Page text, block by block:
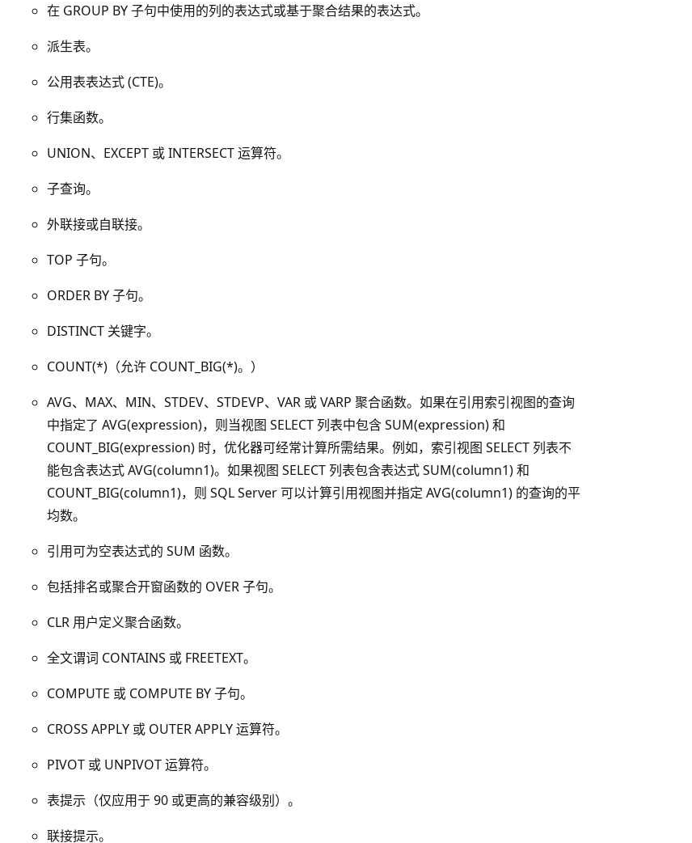
在 GROUP BY 子句中使用的列的表达式或基于聚合结果的表达式。
派生表。
公用表表达式 (CTE)。
行集函数。
UNION、EXCEPT 或 INTERSECT 运算符。
子查询。
外联接或自联接。
TOP 子句。
ORDER BY 子句。
DISTINCT 关键字。
COUNT(*)（允许 COUNT_BIG(*)。）
AVG、MAX、MIN、STDEV、STDEVP、VAR 或 VARP 聚合函数。如果在引用索引视图的查询
中指定了 AVG(expression)，则当视图 SELECT 列表中包含 SUM(expression) 和
COUNT_BIG(expression) 时，优化器可经常计算所需结果。例如，索引视图 SELECT 列表不
能包含表达式 AVG(column1)。如果视图 SELECT 列表包含表达式 SUM(column1) 和
COUNT_BIG(column1)，则 SQL Server 可以计算引用视图并指定 AVG(column1) 的查询的平
均数。
引用可为空表达式的 SUM 函数。
包括排名或聚合开窗函数的 OVER 子句。
CLR 用户定义聚合函数。
全文谓词 CONTAINS 或 FREETEXT。
COMPUTE 或 COMPUTE BY 子句。
CROSS APPLY 或 OUTER APPLY 运算符。
PIVOT 或 UNPIVOT 运算符。
表提示（仅应用于 90 或更高的兼容级别）。
联接提示。